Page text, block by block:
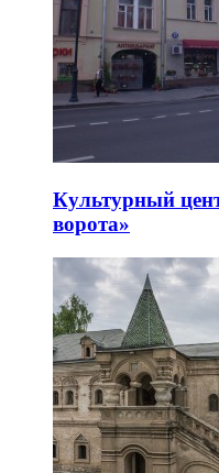
Культурный
ворота»